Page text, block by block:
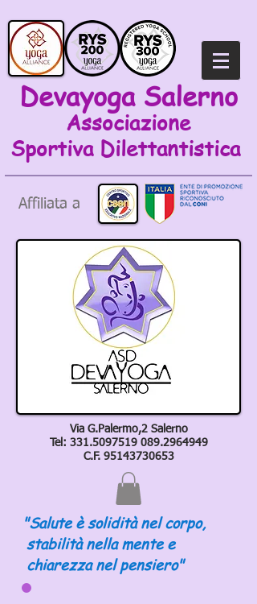
Devayoga Salerno
Associazione
Sportiva Dilettantistica
Affiliata a
Via G.Palermo,2 Salerno
Tel: 331.5097519 089.2964949
C.F. 95143730653
"Salute è solidità nel corpo,
stabilità nella mente e
chiarezza nel pensiero"